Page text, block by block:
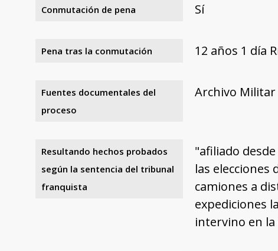
Conmutación de pena Sí
Pena tras la conmutación 12 años 1 día
Fuentes documentales del
proceso
Archivo Militar
Resultando hechos probados
según la sentencia del tribunal
franquista
"afiliado
las
camiones a
expediciones
intervino en la